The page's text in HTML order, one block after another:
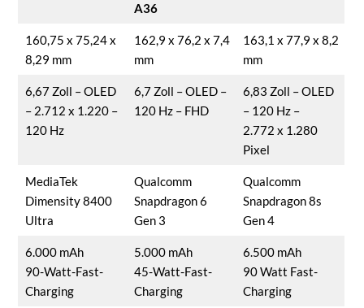
A36
160,75 x 75,24 x
8,29 mm
162,9 x 76,2 x 7,4
mm
163,1 x 77,9 x 8,2
mm
6,67 Zoll – OLED
– 2.712 x 1.220 –
120 Hz
6,7 Zoll – OLED –
120 Hz – FHD
6,83 Zoll – OLED
– 120 Hz –
2.772 x 1.280
Pixel
MediaTek
Dimensity 8400
Ultra
Qualcomm
Snapdragon 6
Gen 3
Qualcomm
Snapdragon 8s
Gen 4
6.000 mAh
90-Watt-Fast-
Charging
5.000 mAh
45-Watt-Fast-
Charging
6.500 mAh
90 Watt Fast-
Charging